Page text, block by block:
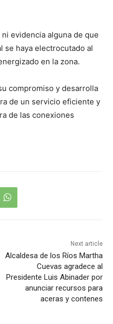
evidencia alguna de que
se haya electrocutado al
en la zona.
compromiso y desarrolla
de un servicio eficiente y
de las conexiones
Next article
Alcaldesa de los Ríos Martha
Cuevas agradece al
Presidente Luis Abinader por
anunciar recursos para
aceras y contenes